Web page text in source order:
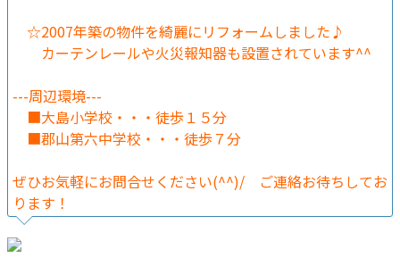
☆2007年築の物件を綺麗にリフォームしました♪
カーテンレールや火災報知器も設置されています^^
---周辺環境---
■大島小学校・・・徒歩１５分
■郡山第六中学校・・・徒歩７分
ぜひお気軽にお問合せください(^^)/ ご連絡お待ちしてお
ります！